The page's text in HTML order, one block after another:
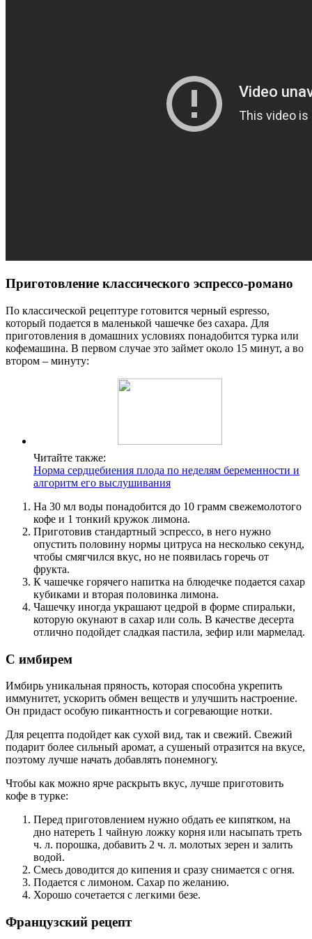
Приготовление классического эспрессо-романо
По классической рецептуре готовится черный espresso,
который подается в маленькой чашечке без сахара. Для
приготовления в домашних условиях понадобится турка или
кофемашина. В первом случае это займет около 15 минут, а во
втором – минуту:
Читайте также:
Норма сердцебиения плода по неделям беременности и
алгоритм его выслушивания
На 30 мл воды понадобится до 10 грамм свежемолотого
кофе и 1 тонкий кружок лимона.
Приготовив стандартный эспрессо, в него нужно
опустить половину нормы цитруса на несколько секунд,
чтобы смягчился вкус, но не появилась горечь от
фрукта.
К чашечке горячего напитка на блюдечке подается сахар
кубиками и вторая половинка лимона.
Чашечку иногда украшают цедрой в форме спиральки,
которую окунают в сахар или соль. В качестве десерта
отлично подойдет сладкая пастила, зефир или мармелад.
С имбирем
Имбирь уникальная пряность, которая способна укрепить
иммунитет, ускорить обмен веществ и улучшить настроение.
Он придаст особую пикантность и согревающие нотки.
Для рецепта подойдет как сухой вид, так и свежий. Свежий
подарит более сильный аромат, а сушеный отразится на вкусе,
поэтому лучше начать добавлять понемногу.
Чтобы как можно ярче раскрыть вкус, лучше приготовить
кофе в турке:
Перед приготовлением нужно обдать ее кипятком, на
дно натереть 1 чайную ложку корня или насыпать треть
ч. л. порошка, добавить 2 ч. л. молотых зерен и залить
водой.
Смесь доводится до кипения и сразу снимается с огня.
Подается с лимоном. Сахар по желанию.
Хорошо сочетается с легкими безе.
Французский рецепт